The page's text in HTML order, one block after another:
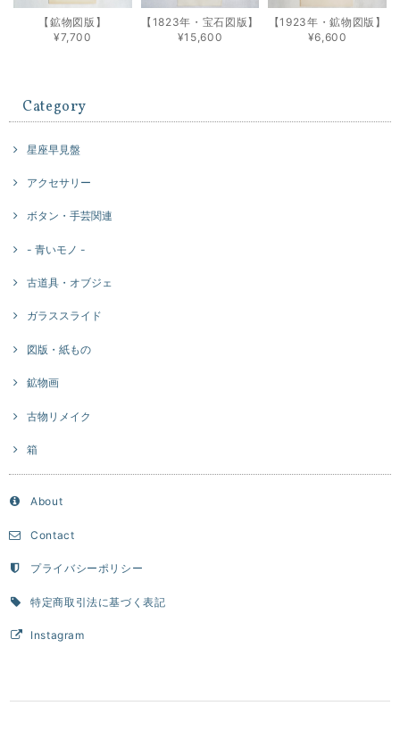
【鉱物図版】
¥7,700
【1823年・宝石図版】
¥15,600
【1923年・鉱物図版】
¥6,600
Category
星座早見盤
アクセサリー
ボタン・手芸関連
- 青いモノ -
古道具・オブジェ
ガラススライド
図版・紙もの
鉱物画
古物リメイク
箱
About
Contact
プライバシーポリシー
特定商取引法に基づく表記
Instagram